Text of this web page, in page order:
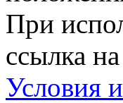
При
ссылка
Условия